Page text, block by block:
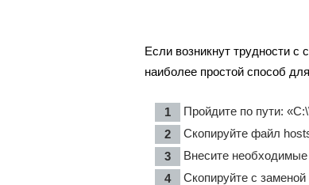
Если возникнут трудности с
наиболее простой способ
Пройдите по пути:
Скопируйте файл
Внесите
Скопируйте с